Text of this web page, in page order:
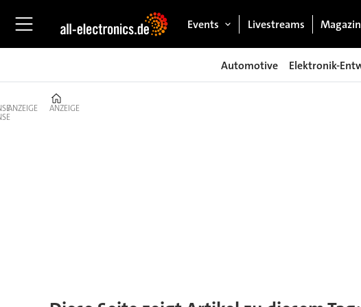
Events Livestreams
Automotive Elektronik-
ANZEIGE ANZEIGE